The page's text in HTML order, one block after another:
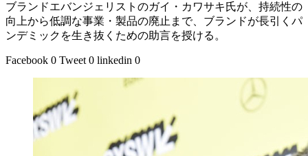
ブランドエバンジェリストのガイ・カワサキ氏が、持続性の
向上から低調な事業・製品の廃止まで、ブランドが長引くパ
ンデミックを生き抜くための助言を授ける。
Facebook 0 Tweet 0 linkedin 0